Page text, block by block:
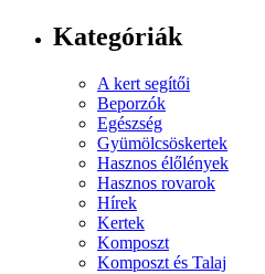
Kategóriák
A kert segítői
Beporzók
Egészség
Gyümölcsöskertek
Hasznos élőlények
Hasznos rovarok
Hírek
Kertek
Komposzt
Komposzt és Talaj